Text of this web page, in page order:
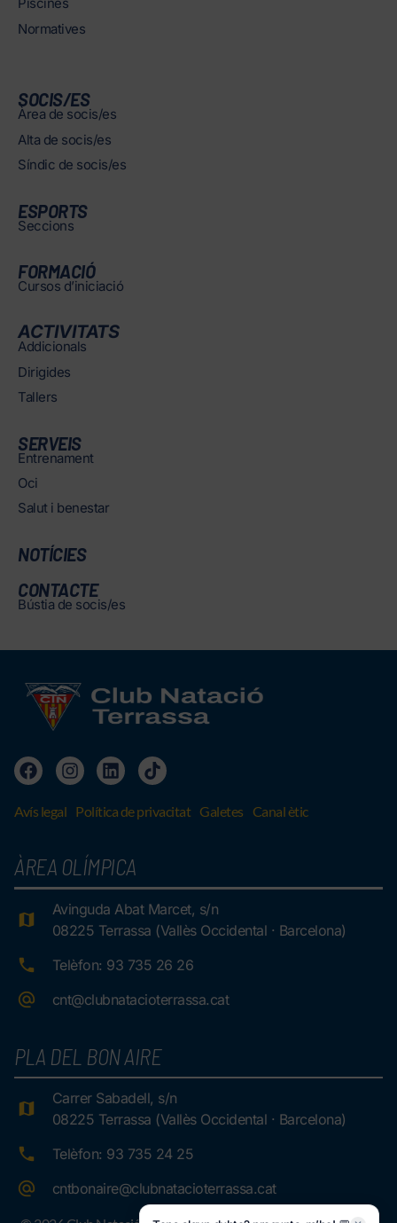
Normatives
SOCIS/ES
Àrea de socis/es
Alta de socis/es
Síndic de socis/es
ESPORTS
Seccions
FORMACIÓ
Cursos d’iniciació
ACTIVITATS
Addicionals
Dirigides
Tallers
SERVEIS
Entrenament
Oci
Salut i benestar
NOTÍCIES
CONTACTE
Bústia de socis/es
Avís legal Política de privacitat Galetes Canal ètic
ÀREA OLÍMPICA
Avinguda Abat Marcet, s/n
08225 Terrassa (Vallès Occidental · Barcelona)
Telèfon: 93 735 26 26
cnt@clubnatacioterrassa.cat
PLA DEL BON AIRE
Carrer Sabadell, s/n
08225 Terrassa (Vallès Occidental · Barcelona)
Telèfon: 93 735 24 25
cntbonaire@clubnatacioterrassa.cat